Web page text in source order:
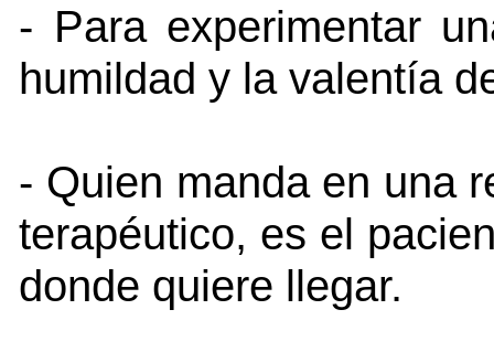
- Para experimentar
humildad y la valentía
- Quien manda en una
terapéutico, es el
donde quiere llegar.